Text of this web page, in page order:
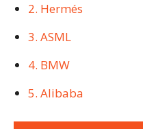
2. Hermés
3. ASML
4. BMW
5. Alibaba